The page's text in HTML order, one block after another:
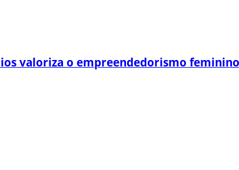
valoriza o empreendedorismo feminino